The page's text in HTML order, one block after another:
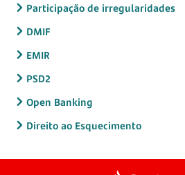
Participação de irregularidades
DMIF
EMIR
PSD2
Open Banking
Direito ao Esquecimento